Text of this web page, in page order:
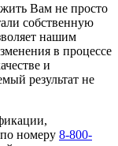
Вам не просто
собственную
нашим
в процессе
и
результат не
номеру 8-800-